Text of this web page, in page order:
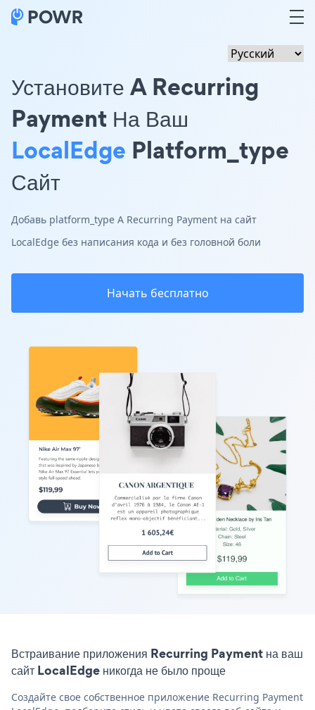
Установите A Recurring
Payment На Ваш
LocalEdge Platform_type
Сайт
Добавь platform_type A Recurring Payment на сайт
LocalEdge без написания кода и без головной боли
Начать бесплатно
Встраивание приложения Recurring Payment на ваш
сайт LocalEdge никогда не было проще
Создайте свое собственное приложение Recurring Payment